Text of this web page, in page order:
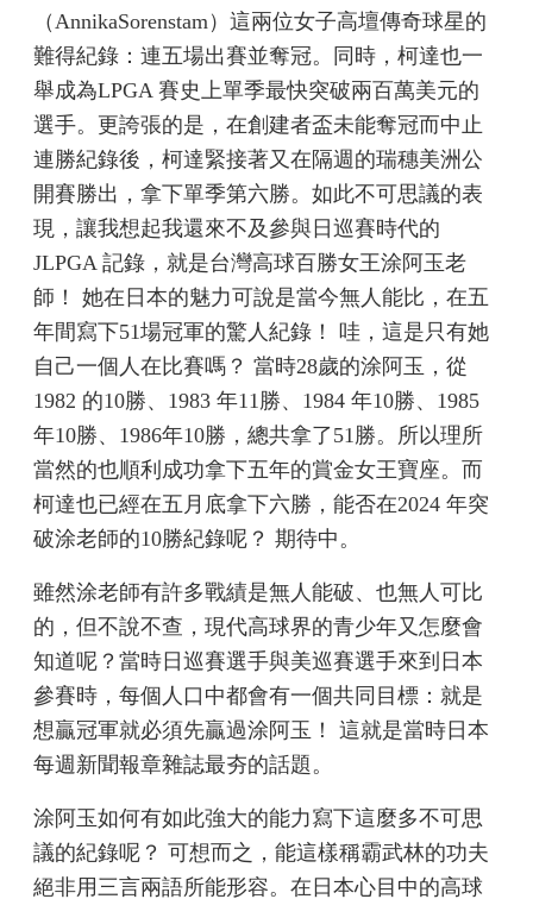
（AnnikaSorenstam）這兩位女子高壇傳奇球星的
難得紀錄：連五場出賽並奪冠。同時，柯達也一
舉成為LPGA 賽史上單季最快突破兩百萬美元的
選手。更誇張的是，在創建者盃未能奪冠而中止
連勝紀錄後，柯達緊接著又在隔週的瑞穗美洲公
開賽勝出，拿下單季第六勝。如此不可思議的表
現，讓我想起我還來不及參與日巡賽時代的
JLPGA 記錄，就是台灣高球百勝女王涂阿玉老
師！ 她在日本的魅力可說是當今無人能比，在五
年間寫下51場冠軍的驚人紀錄！ 哇，這是只有她
自己一個人在比賽嗎？ 當時28歲的涂阿玉，從
1982 的10勝、1983 年11勝、1984 年10勝、1985
年10勝、1986年10勝，總共拿了51勝。所以理所
當然的也順利成功拿下五年的賞金女王寶座。而
柯達也已經在五月底拿下六勝，能否在2024 年突
破涂老師的10勝紀錄呢？ 期待中。
雖然涂老師有許多戰績是無人能破、也無人可比
的，但不說不查，現代高球界的青少年又怎麼會
知道呢？當時日巡賽選手與美巡賽選手來到日本
參賽時，每個人口中都會有一個共同目標：就是
想贏冠軍就必須先贏過涂阿玉！ 這就是當時日本
每週新聞報章雜誌最夯的話題。
涂阿玉如何有如此強大的能力寫下這麼多不可思
議的紀錄呢？ 可想而之，能這樣稱霸武林的功夫
絕非用三言兩語所能形容。在日本心目中的高球